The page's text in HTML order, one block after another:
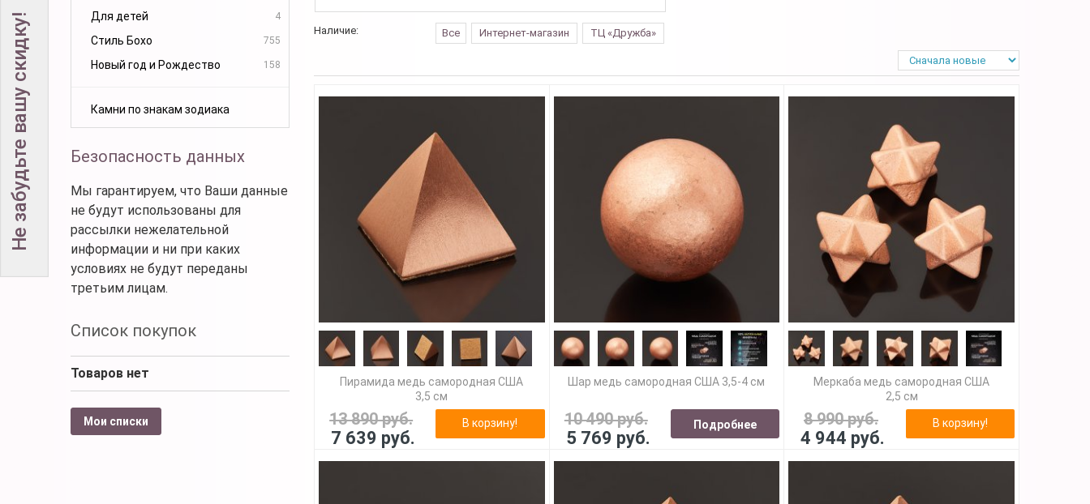
Для детей 4
Стиль Бохо 755
Новый год и Рождество 158
Камни по знакам зодиака
Безопасность данных
Мы гарантируем, что Ваши данные
не будут использованы для
рассылки нежелательной
информации и ни при каких
условиях не будут переданы
третьим лицам.
Список покупок
Товаров нет
Мои списки
Наличие: Все Интернет-магазин ТЦ «Дружба»
Пирамида медь самородная США
3,5 см
13 890 руб.
7 639 руб.
В корзину!
Шар медь самородная США 3,5-4 см
10 490 руб.
5 769 руб.
Подробнее
Меркаба медь самородная США
2,5 см
8 990 руб.
4 944 руб.
В корзину!
Не забудьте вашу скидку!